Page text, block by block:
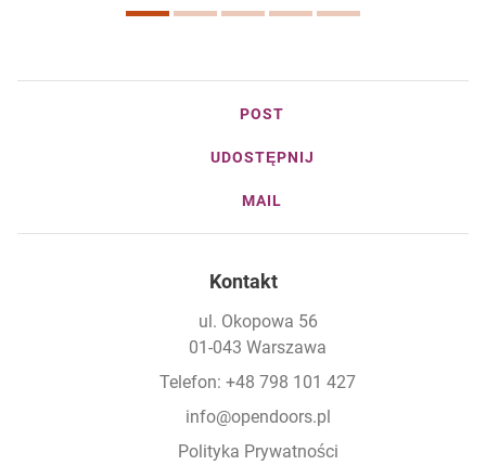
POST
UDOSTĘPNIJ
MAIL
Kontakt
ul. Okopowa 56
01-043 Warszawa
Telefon: +48 798 101 427
info@opendoors.pl
Polityka Prywatności